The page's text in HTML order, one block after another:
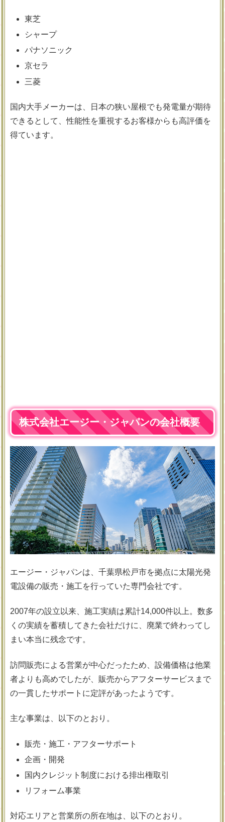
東芝
シャープ
パナソニック
京セラ
三菱
国内大手メーカーは、日本の狭い屋根でも発電量が期待
できるとして、性能性を重視するお客様からも高評価を
得ています。
株式会社エージー・ジャパンの会社概要
エージー・ジャパンは、千葉県松戸市を拠点に太陽光発
電設備の販売・施工を行っていた専門会社です。
2007年の設立以来、施工実績は累計14,000件以上。数多
くの実績を蓄積してきた会社だけに、廃業で終わってし
まい本当に残念です。
訪問販売による営業が中心だったため、設備価格は他業
者よりも高めでしたが、販売からアフターサービスまで
の一貫したサポートに定評があったようです。
主な事業は、以下のとおり。
販売・施工・アフターサポート
企画・開発
国内クレジット制度における排出権取引
リフォーム事業
対応エリアと営業所の所在地は、以下のとおり。